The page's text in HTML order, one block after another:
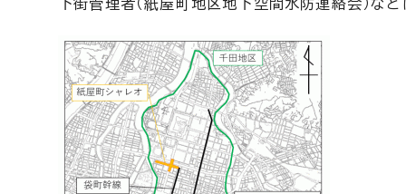
下街管理者（紙屋町地区地下空間水防連絡会）な